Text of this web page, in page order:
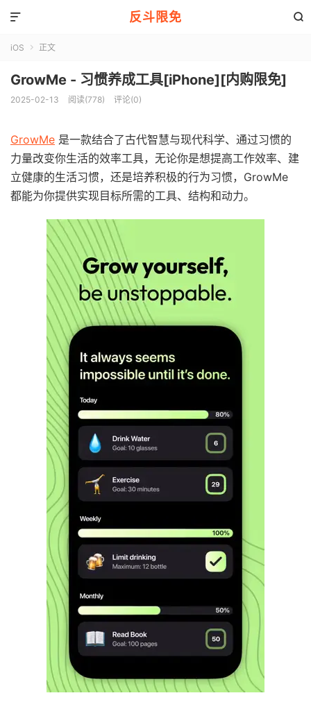
反斗限免 

iOS  正文
GrowMe - 习惯养成工具[iPhone][内购限免]
2025-02-13 阅读(778) 评论(0)
GrowMe 是一款结合了古代智慧与现代科学、通过习惯的
力量改变你生活的效率工具，无论你是想提高工作效率、建
立健康的生活习惯，还是培养积极的行为习惯，GrowMe
都能为你提供实现目标所需的工具、结构和动力。